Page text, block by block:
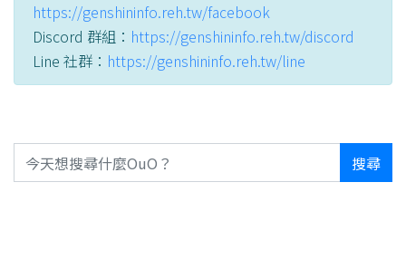
https://genshininfo.reh.tw/facebook
Discord 群組： https://genshininfo.reh.tw/discord
Line 社群： https://genshininfo.reh.tw/line
搜尋